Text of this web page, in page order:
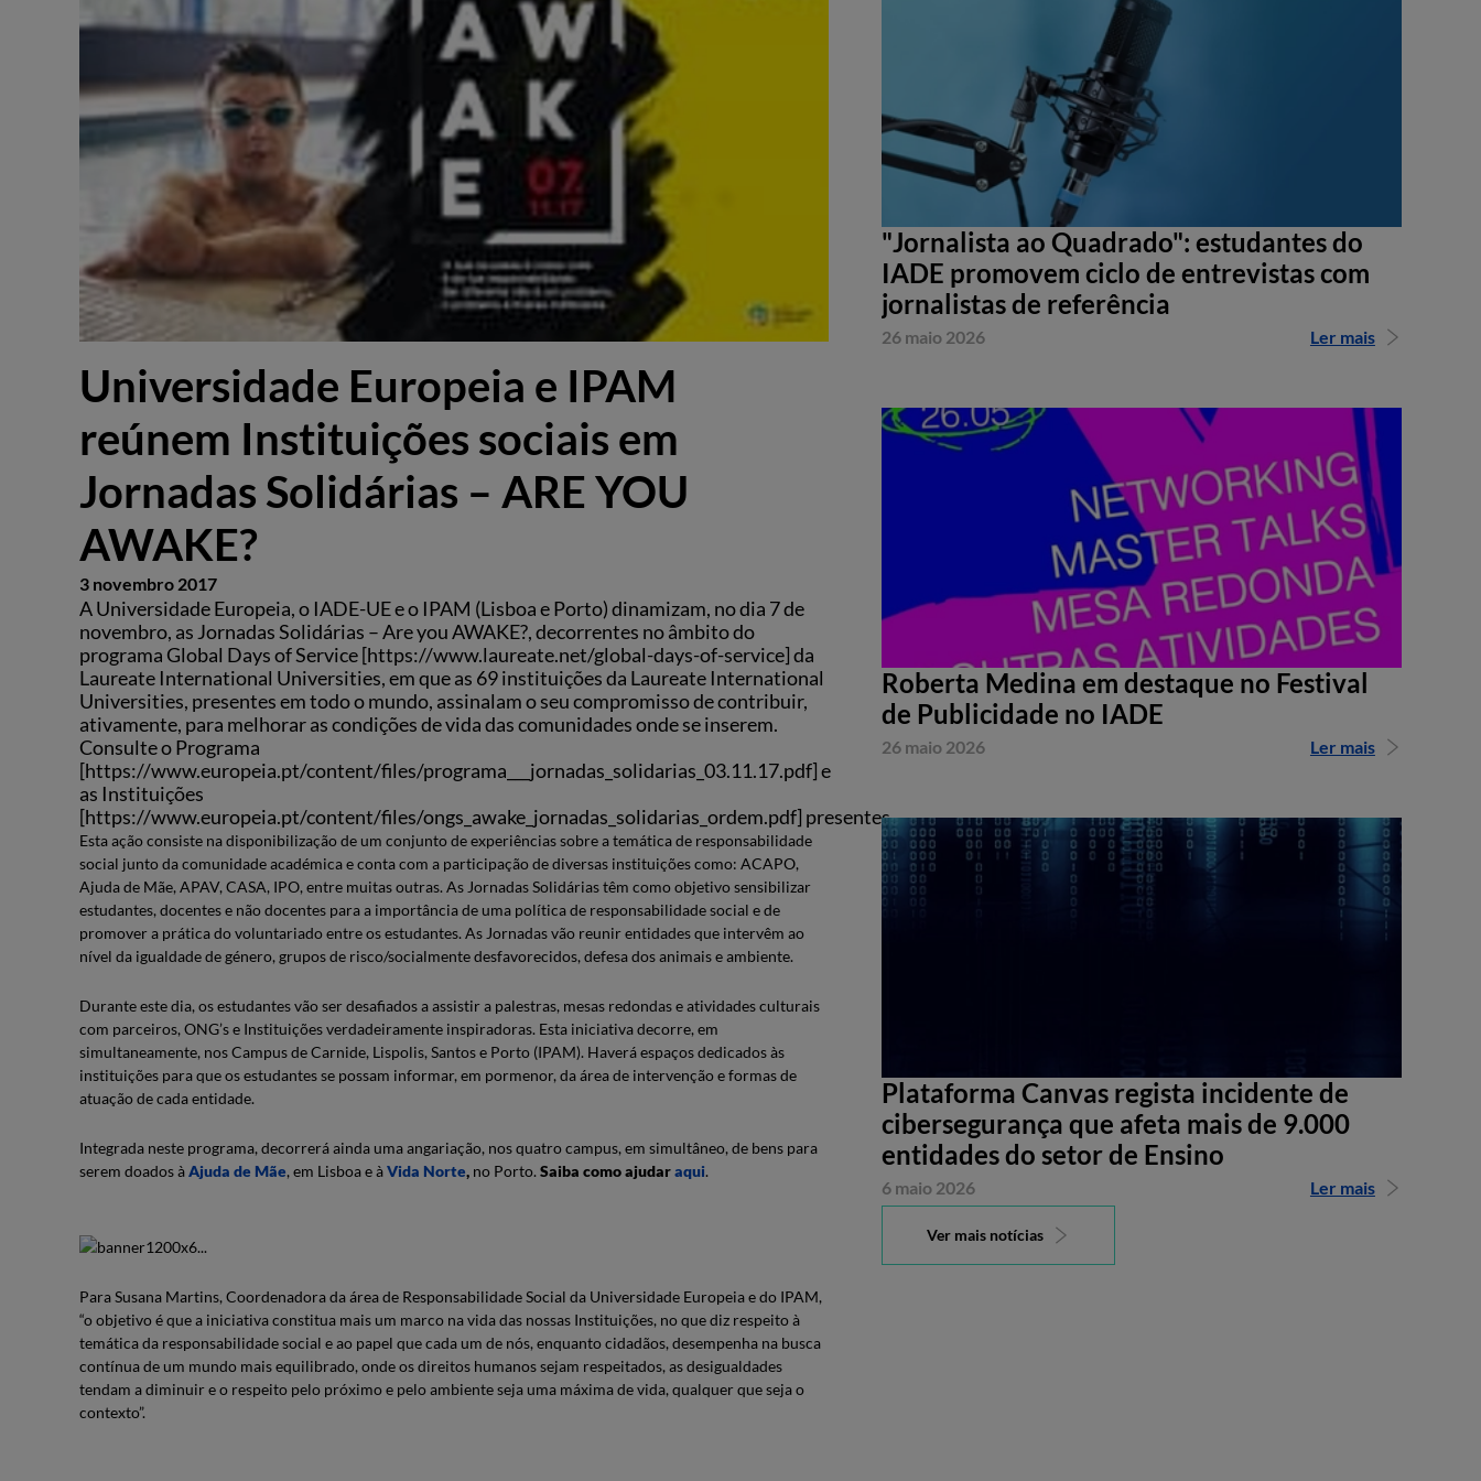
Universidade Europeia e IPAM
reúnem Instituições sociais em
Jornadas Solidárias – ARE YOU
AWAKE?
3 novembro 2017
A Universidade Europeia, o IADE-UE e o IPAM (Lisboa e Porto) dinamizam, no dia 7 de
novembro, as Jornadas Solidárias – Are you AWAKE?, decorrentes no âmbito do
programa Global Days of Service [https://www.laureate.net/global-days-of-service] da
Laureate International Universities, em que as 69 instituições da Laureate International
Universities, presentes em todo o mundo, assinalam o seu compromisso de contribuir,
ativamente, para melhorar as condições de vida das comunidades onde se inserem.
Consulte o Programa
[https://www.europeia.pt/content/files/programa___jornadas_solidarias_03.11.17.pdf] e
as Instituições
[https://www.europeia.pt/content/files/ongs_awake_jornadas_solidarias_ordem.pdf] presentes.
Esta ação consiste na disponibilização de um conjunto de experiências sobre a temática de responsabilidade
social junto da comunidade académica e conta com a participação de diversas instituições como: ACAPO,
Ajuda de Mãe, APAV, CASA, IPO, entre muitas outras. As Jornadas Solidárias têm como objetivo sensibilizar
estudantes, docentes e não docentes para a importância de uma política de responsabilidade social e de
promover a prática do voluntariado entre os estudantes. As Jornadas vão reunir entidades que intervêm ao
nível da igualdade de género, grupos de risco/socialmente desfavorecidos, defesa dos animais e ambiente.
Durante este dia, os estudantes vão ser desafiados a assistir a palestras, mesas redondas e atividades culturais
com parceiros, ONG’s e Instituições verdadeiramente inspiradoras. Esta iniciativa decorre, em
simultaneamente, nos Campus de Carnide, Lispolis, Santos e Porto (IPAM). Haverá espaços dedicados às
instituições para que os estudantes se possam informar, em pormenor, da área de intervenção e formas de
atuação de cada entidade.
Integrada neste programa, decorrerá ainda uma angariação, nos quatro campus, em simultâneo, de bens para
serem doados àAjuda de Mãe, em Lisboa e àVida Norte, no Porto. Saiba como ajudaraqui.
Para Susana Martins, Coordenadora da área de Responsabilidade Social da Universidade Europeia e do IPAM,
“o objetivo é que a iniciativa constitua mais um marco na vida das nossas Instituições, no que diz respeito à
temática da responsabilidade social e ao papel que cada um de nós, enquanto cidadãos, desempenha na busca
contínua de um mundo mais equilibrado, onde os direitos humanos sejam respeitados, as desigualdades
tendam a diminuir e o respeito pelo próximo e pelo ambiente seja uma máxima de vida, qualquer que seja o
contexto”.
"Jornalista ao Quadrado": estudantes do
IADE promovem ciclo de entrevistas com
jornalistas de referência
26 maio 2026 Ler mais
Roberta Medina em destaque no Festival
de Publicidade no IADE
26 maio 2026 Ler mais
Plataforma Canvas regista incidente de
cibersegurança que afeta mais de 9.000
entidades do setor de Ensino
6 maio 2026 Ler mais
Ver mais notícias